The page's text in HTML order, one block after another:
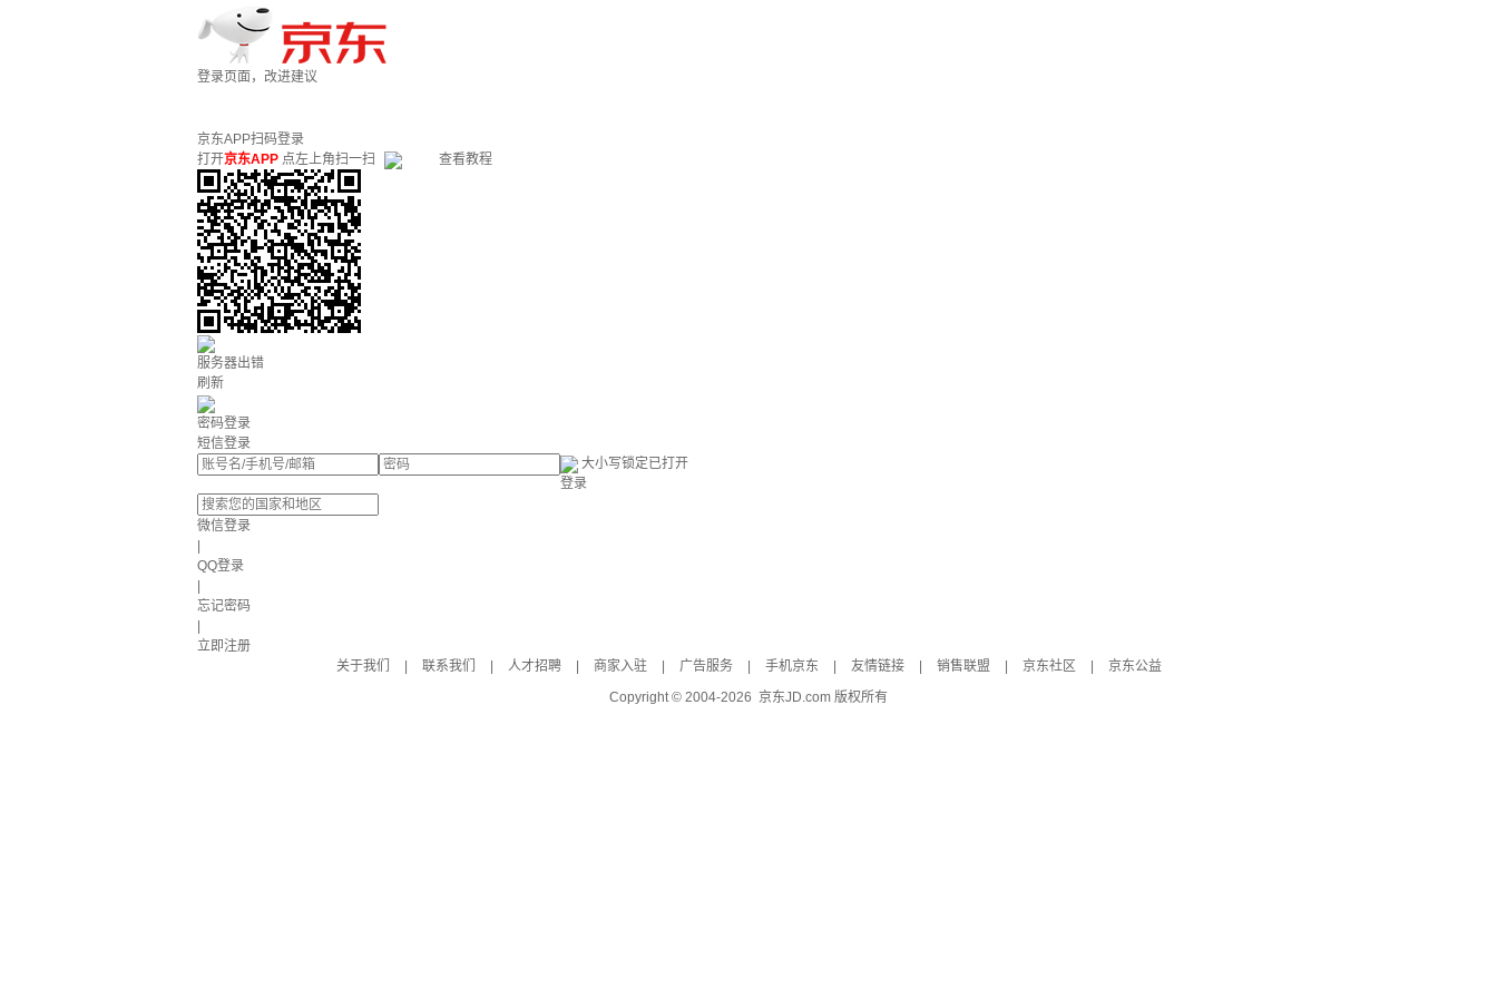
登录页面，改进建议
京东APP扫码登录
打开京东APP 点左上角扫一扫 查看教程
服务器出错
刷新
密码登录
短信登录
大小写锁定已打开
登录
微信登录
QQ登录
忘记密码
立即注册
关于我们
联系我们 人才招聘 商家入驻 广告服务 手机京东 友情链接 销售联盟 京东社区
京东公益
Copyright © 2004-2026 京东JD.com 版权所有